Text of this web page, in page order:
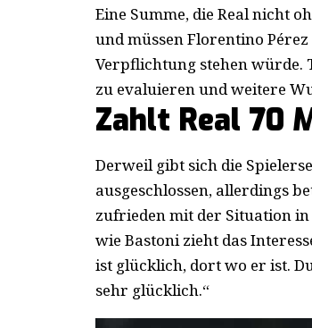
Eine Summe, die Real nicht
und müssen Florentino
Verpflichtung stehen würde.
zu evaluieren und weitere
Zahlt Real 70
Derweil gibt sich die
ausgeschlossen, allerdings
zufrieden mit der Situation in
wie Bastoni zieht das
ist glücklich, dort wo er ist.
sehr glücklich.“